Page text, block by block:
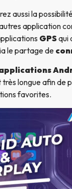
aussi la
application
GPSqui
le partage de
très longue afin de
favorites.